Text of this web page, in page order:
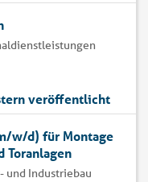
veröffentlicht
w/d) für Montage
Toranlagen
und Industriebau